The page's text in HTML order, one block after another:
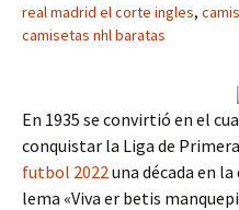
real madrid el corte ingles,
camisetas nhl baratas
En 1935 se convirtió en el
conquistar la Liga de
futbol 2022una década en
lema «Viva er betis